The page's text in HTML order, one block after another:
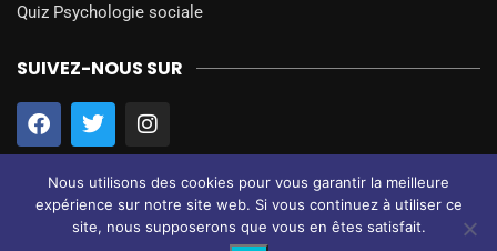
Quiz Psychologie sociale
SUIVEZ-NOUS SUR
@2024 – Tous droits réservés.
Nous utilisons des cookies pour vous garantir la meilleure
expérience sur notre site web. Si vous continuez à utiliser ce
site, nous supposerons que vous en êtes satisfait.